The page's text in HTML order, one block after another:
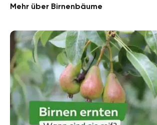
Mehr über Birnenbäume